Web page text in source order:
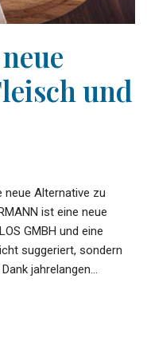
und
neue Alternative zu
ist eine neue
GMBH und eine
suggeriert, sondern
jahrelangen…